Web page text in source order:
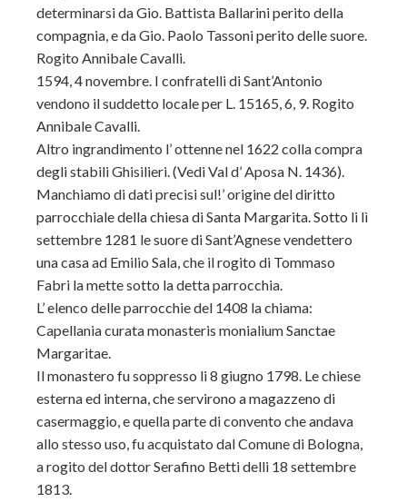
determinarsi da Gio. Battista Ballarini perito della
compagnia, e da Gio. Paolo Tassoni perito delle suore.
Rogito Annibale Cavalli.
1594, 4 novembre. I confratelli di Sant’Antonio
vendono il suddetto locale per L. 15165, 6, 9. Rogito
Annibale Cavalli.
Altro ingrandimento l’ ottenne nel 1622 colla compra
degli stabili Ghisilieri. (Vedi Val d’ Aposa N. 1436).
Manchiamo di dati precisi sul!’ origine del diritto
parrocchiale della chiesa di Santa Margarita. Sotto li lì
settembre 1281 le suore di Sant’Agnese vendettero
una casa ad Emilio Sala, che il rogito di Tommaso
Fabri la mette sotto la detta parrocchia.
L’ elenco delle parrocchie del 1408 la chiama:
Capellania curata monasteris monialium Sanctae
Margaritae.
Il monastero fu soppresso li 8 giugno 1798. Le chiese
esterna ed interna, che servirono a magazzeno di
casermaggio, e quella parte di convento che andava
allo stesso uso, fu acquistato dal Comune di Bologna,
a rogito del dottor Serafino Betti delli 18 settembre
1813.